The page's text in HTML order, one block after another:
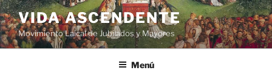
VIDA ASCENDENTE
Movimiento Laical de Jubilados y Mayores
Menú